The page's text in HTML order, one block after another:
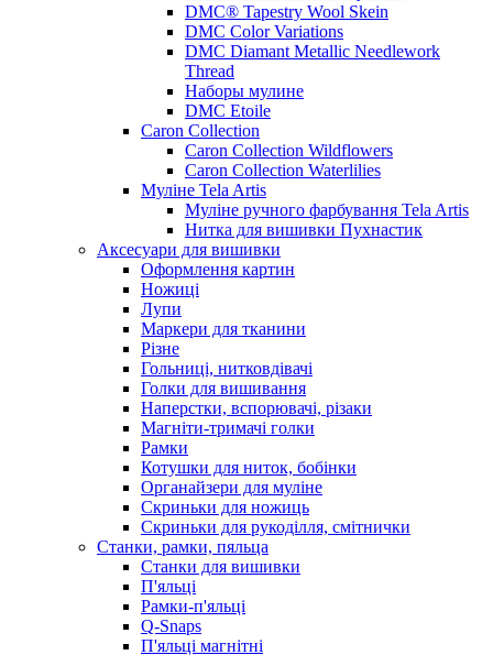
DMC® Tapestry Wool Skein
DMC Color Variations
DMC Diamant Metallic Needlework
Thread
Наборы мулине
DMC Etoile
Caron Collection
Caron Collection Wildflowers
Caron Collection Waterlilies
Муліне Tela Artis
Муліне ручного фарбування Tela Artis
Нитка для вишивки Пухнастик
Аксесуари для вишивки
Оформлення картин
Ножиці
Лупи
Маркери для тканини
Різне
Гольниці, нитковдівачі
Голки для вишивання
Наперстки, вспорювачі, різаки
Магніти-тримачі голки
Рамки
Котушки для ниток, бобінки
Органайзери для муліне
Скриньки для ножиць
Скриньки для рукоділля, смітнички
Станки, рамки, пяльца
Станки для вишивки
П'яльці
Рамки-п'яльці
Q-Snaps
П'яльці магнітні